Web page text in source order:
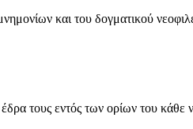
και του δογματικού
τους εντός των ορίων του κάθε